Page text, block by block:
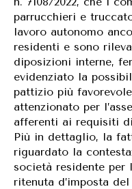
parrucchieri e
lavoro autonomo
residenti e sono
diposizioni interne,
evidenziato la
pattizio più
attenzionato per
afferenti ai requisiti
Più in dettaglio, la
riguardato la
società residente per
ritenuta d’imposta